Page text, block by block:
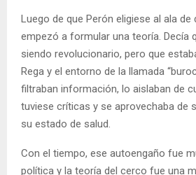
Luego de que Perón eligiese al ala
empezó a formular una teoría. Decía
siendo revolucionario, pero que
Rega y el entorno de la llamada
filtraban información, lo aislaban de
tuviese críticas y se aprovechaba de
su estado de salud.
Con el tiempo, ese autoengaño fue
política y la teoría del cerco fue una